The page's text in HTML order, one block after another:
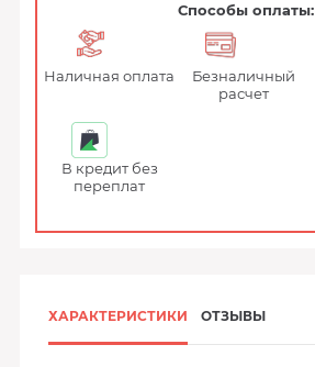
Способы оплаты:
Наличная оплата
Безналичный
расчет
В кредит без
переплат
ХАРАКТЕРИСТИКИ ОТЗЫВЫ